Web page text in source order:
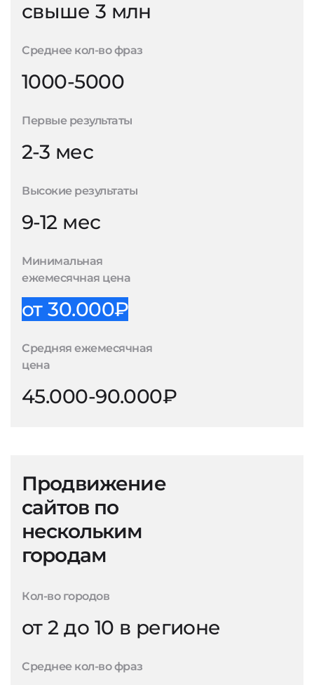
свыше 3 млн
Среднее кол-во фраз
1000-5000
Первые результаты
2-3 мес
Высокие результаты
9-12 мес
Минимальная
ежемесячная цена
от 30.000₽
Средняя ежемесячная
цена
45.000-90.000₽
Продвижение
сайтов по
нескольким
городам
Кол-во городов
от 2 до 10 в регионе
Среднее кол-во фраз